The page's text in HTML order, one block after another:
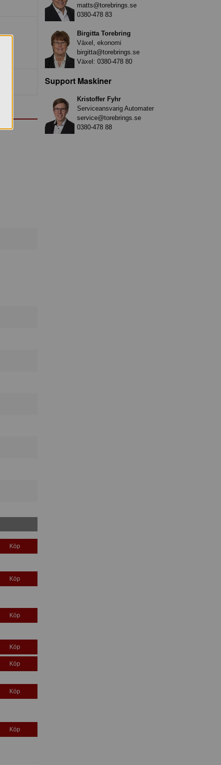
Köp
Köp
Köp
Köp
Köp
Köp
Köp
matts@torebrings.se
0380-478 83
Birgitta Torebring
Växel, ekonomi
birgitta@torebrings.se
Växel: 0380-478 80
Support Maskiner
Kristoffer Fyhr
Serviceansvarig Automater
service@torebrings.se
0380-478 88